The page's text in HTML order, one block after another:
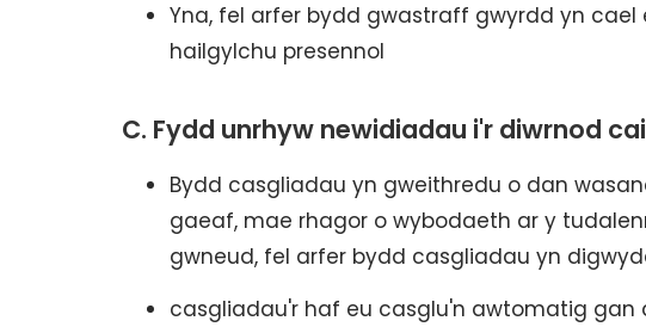
Yna, fel arfer bydd gwastraff gwyrdd yn
hailgylchu presennol
C. Fydd unrhyw newidiadau i'r diwrnod
Bydd casgliadau yn gweithredu o dan
gaeaf, mae rhagor o wybodaeth ar y
gwneud, fel arfer bydd casgliadau yn
casgliadau'r haf eu casglu'n awtomatig